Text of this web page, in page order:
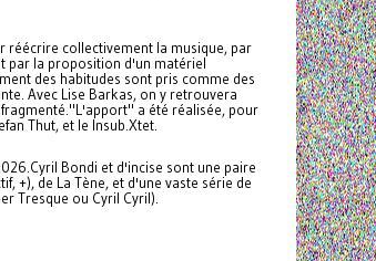
réécrire collectivement la musique, par
par la proposition d'un matériel
des habitudes sont pris comme des
Avec Lise Barkas, on y retrouvera
a été réalisée, pour
Thut, et le Insub.Xtet.
Bondi et d'incise sont une paire
+), de La Tène, et d'une vaste série de
Tresque ou Cyril Cyril).